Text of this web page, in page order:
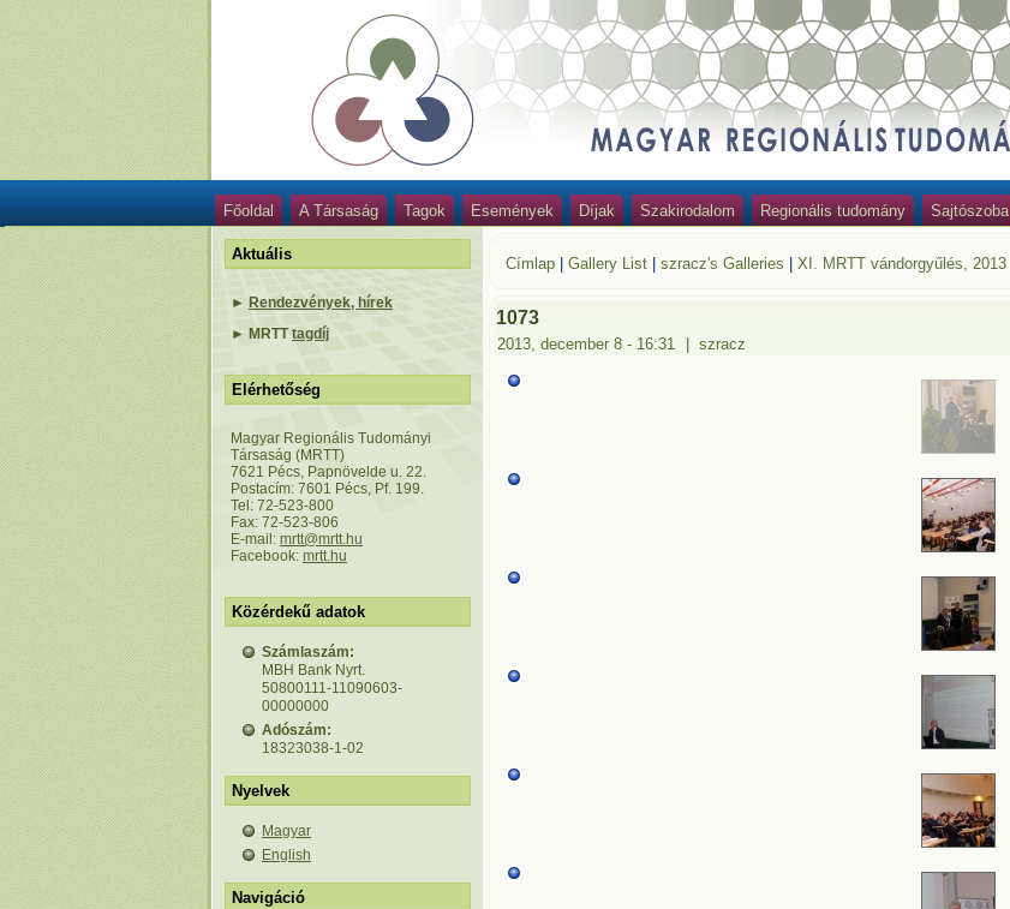
Főoldal A Társaság Tagok Események Díjak Szakirodalom Regionális tudomány Sajtószoba
Aktuális
► Rendezvények, hírek
► MRTTtagdíj
Elérhetőség
Magyar Regionális Tudományi
Társaság (MRTT)
7621 Pécs, Papnövelde u. 22.
Postacím: 7601 Pécs, Pf. 199.
Tel: 72-523-800
Fax: 72-523-806
E-mail: mrtt@mrtt.hu
Facebook: mrtt.hu
Közérdekű adatok
Számlaszám:
MBH Bank Nyrt.
50800111-11090603-
00000000
Adószám:
18323038-1-02
Nyelvek
Magyar
English
Navigáció
Címlap |Gallery List |szracz's Galleries |XI. MRTT vándorgyűlés, 2013
1073
2013, december 8 - 16:31 szracz